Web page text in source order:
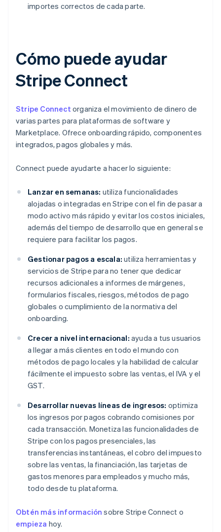
importes correctos de cada parte.
Cómo puede ayudar
Stripe Connect
Stripe Connect organiza el movimiento de dinero de
varias partes para plataformas de software y
Marketplace. Ofrece onboarding rápido, componentes
integrados, pagos globales y más.
Connect puede ayudarte a hacer lo siguiente:
Lanzar en semanas: utiliza funcionalidades
alojadas o integradas en Stripe con el fin de pasar a
modo activo más rápido y evitar los costos iniciales,
además del tiempo de desarrollo que en general se
requiere para facilitar los pagos.
Gestionar pagos a escala: utiliza herramientas y
servicios de Stripe para no tener que dedicar
recursos adicionales a informes de márgenes,
formularios fiscales, riesgos, métodos de pago
globales o cumplimiento de la normativa del
onboarding.
Crecer a nivel internacional: ayuda a tus usuarios
a llegar a más clientes en todo el mundo con
métodos de pago locales y la habilidad de calcular
fácilmente el impuesto sobre las ventas, el IVA y el
GST.
Desarrollar nuevas líneas de ingresos: optimiza
los ingresos por pagos cobrando comisiones por
cada transacción. Monetiza las funcionalidades de
Stripe con los pagos presenciales, las
transferencias instantáneas, el cobro del impuesto
sobre las ventas, la financiación, las tarjetas de
gastos menores para empleados y mucho más,
todo desde tu plataforma.
Obtén más información sobre Stripe Connect o
empieza hoy.